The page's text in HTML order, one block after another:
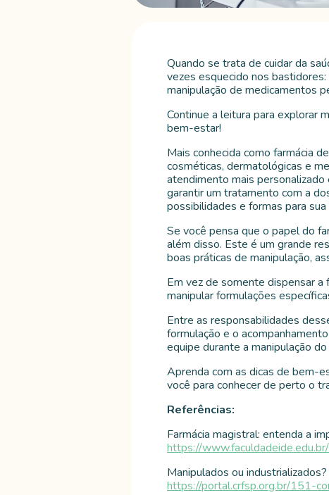
Quando se trata de cuidar da
vezes esquecido nos
manipulação de medicamentos
Continue a leitura para explorar
bem-estar!
Mais conhecida como farmácia
cosméticas, dermatológicas e
atendimento mais
garantir um tratamento com a
possibilidades e formas para sua
Se você pensa que o papel do
além disso. Este é um grande
boas práticas de manipulação,
Em vez de somente dispensar
manipular formulações
Entre as responsabilidades
formulação e o
equipe durante a manipulação
Aprenda com as dicas de bem-
você para conhecer de perto o
Referências:
Farmácia magistral: entenda a
https://
Manipulados ou
https://portal.crfsp.org.br/151-